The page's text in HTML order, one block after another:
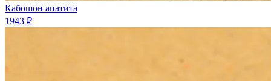
Кабошон апатита
1943 ₽